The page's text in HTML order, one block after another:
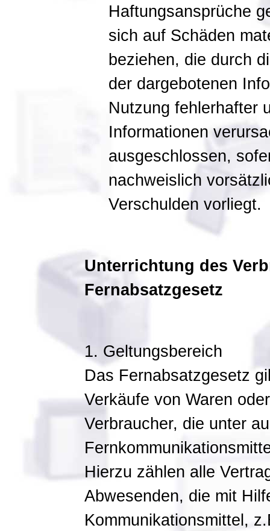
Haftungsansprüche
sich auf Schäden
beziehen, die durch
der dargebotenen
Nutzung fehlerhafter
Informationen
ausgeschlossen,
nachweislich
Verschulden vorliegt.
Unterrichtung des
Fernabsatzgesetz
1. Geltungsbereich
Das Fernabsatzgesetz
Verkäufe von Waren
Verbraucher, die unter
Hierzu zählen alle
Abwesenden, die mit
Kommunikationsmittel,